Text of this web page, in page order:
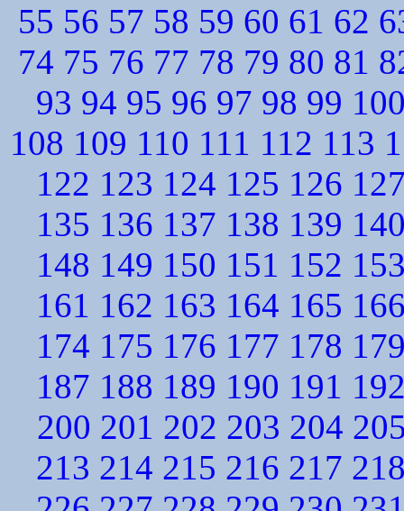
55 56 57 58 59 60 61 62
74 75 76 77 78 79 80 81
93 94 95 96 97 98 99
108 109 110 111 112 113
122 123 124 125 126
135 136 137 138 139
148 149 150 151 152
161 162 163 164 165
174 175 176 177 178
187 188 189 190 191
200 201 202 203 204
213 214 215 216 217